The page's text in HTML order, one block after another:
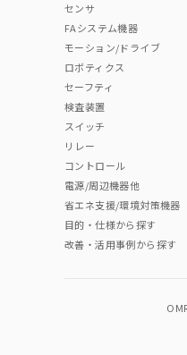
中国 RoHS表
Pb Hg
"対応済み"や非含有
非含有品が必要な際
センサ
FAシステム機器
モーション/ドライブ
ロボティクス
セーフティ
検査装置
スイッチ
リレー
コントロール
電源/周辺機器他
省エネ支援/環境対策機器
目的・仕様から探す
改善・活用事例から探す